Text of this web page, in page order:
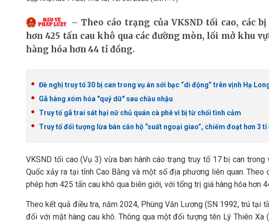
Theo cáo trạng của VKSND tối cao, các
hơn 425 tấn cau khô qua các đường mòn, lối mở khu
hàng hóa hơn 44 tỉ đồng.
Đề nghị truy tố 30 bị can trong vụ án sới bạc “di động” trên vịnh Hạ
Gã hàng xóm hóa "quỷ dữ" sau chầu nhậu
Truy tố gã trai sát hại nữ chủ quán cà phê vì bị từ chối tình cảm
Truy tố đối tượng lừa bán căn hộ “suất ngoại giao”, chiếm đoạt hơn 3 tỉ
VKSND tối cao (Vụ 3) vừa ban hành cáo trạng truy tố 17 bị can
Quốc xảy ra tại tỉnh Cao Bằng và một số địa phương liên quan.
phép hơn 425 tấn cau khô qua biên giới, với tổng trị giá hàng hóa hơn
Theo kết quả điều tra, năm 2024, Phùng Văn Lương (SN 1992, trú tại
đối với mặt hàng cau khô. Thông qua một đối tượng tên Lý Thiên